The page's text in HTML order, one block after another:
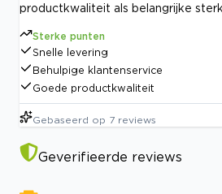
productkwaliteit als belangrijke
Sterke punten
Snelle levering
Behulpige klantenservice
Goede productkwaliteit
Gebaseerd op 7 reviews
Geverifieerde reviews